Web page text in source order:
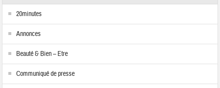
20minutes
Annonces
Beauté & Bien – Etre
Communiqué de presse